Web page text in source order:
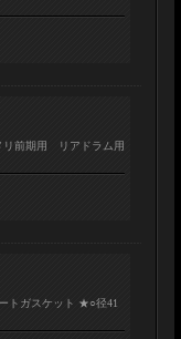
前期用 リアドラム用
トガスケット ★○径41